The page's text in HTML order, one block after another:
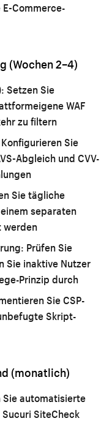
Commerce-
(Wochen 2–4)
Setzen Sie
WAF
zu filtern
Konfigurieren Sie
Abgleich und CVV-
Sie tägliche
separaten
werden
Prüfen Sie
Sie inaktive Nutzer
Prinzip durch
Sie CSP-
Skript-
(monatlich)
Sie automatisierte
SiteCheck